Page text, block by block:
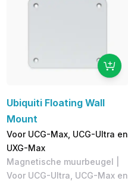
Ubiquiti Floating Wall
Mount
Voor UCG-Max, UCG-Ultra en
UXG-Max
Magnetische muurbeugel |
Voor UCG-Ultra, UCG-Max en